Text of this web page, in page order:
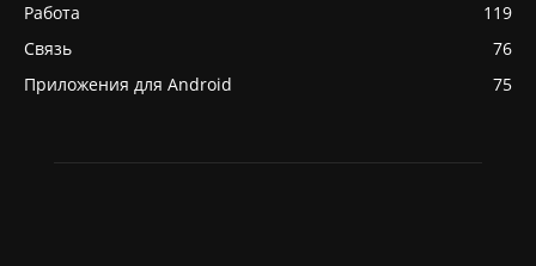
Работа
119
Связь
76
Приложения для Android
75